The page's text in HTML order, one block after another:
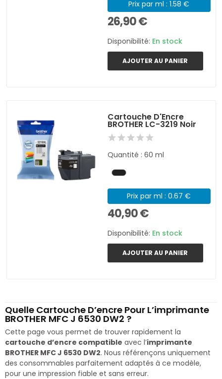
Prix par ml : 1.58 €
26,90 €
Disponibilité: En stock
AJOUTER AU PANIER
Cartouche D'Encre
BROTHER LC-3219 Noir
Quantité : 60 ml
Prix par ml : 0.67 €
40,90 €
Disponibilité: En stock
AJOUTER AU PANIER
Quelle Cartouche D’encre Pour L’imprimante
BROTHER MFC J 6530 DW2 ?
Cette page vous permet de trouver rapidement la
cartouche d’encre compatible avec l’imprimante
BROTHER MFC J 6530 DW2. Nous référençons uniquement
des consommables parfaitement adaptés à ce modèle,
pour une impression fiable et sans erreur.